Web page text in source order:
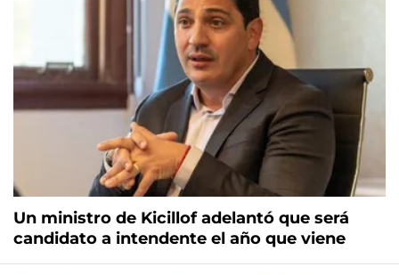
Un ministro de Kicillof adelantó que será
candidato a intendente el año que viene